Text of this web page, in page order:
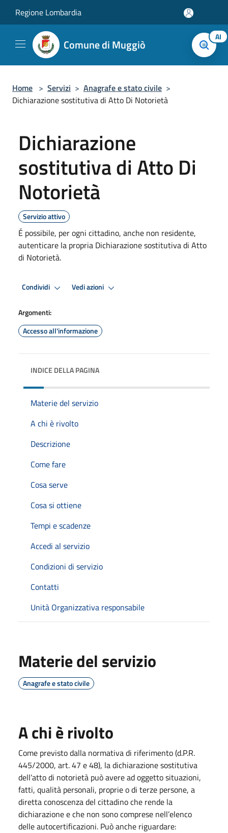
Regione Lombardia
Comune di Muggiò
AI
Home > Servizi > Anagrafe e stato civile >
Dichiarazione sostitutiva di Atto Di Notorietà
Dichiarazione
sostitutiva di Atto Di
Notorietà
Servizio attivo
É possibile, per ogni cittadino, anche non residente,
autenticare la propria Dichiarazione sostitutiva di Atto
di Notorietà.
Condividi Vedi azioni
Argomenti:
Accesso all'informazione
INDICE DELLA PAGINA
Materie del servizio
A chi è rivolto
Descrizione
Come fare
Cosa serve
Cosa si ottiene
Tempi e scadenze
Accedi al servizio
Condizioni di servizio
Contatti
Unità Organizzativa responsabile
Materie del servizio
Anagrafe e stato civile
A chi è rivolto
Come previsto dalla normativa di riferimento (d.P.R.
445/2000, art. 47 e 48), la dichiarazione sostitutiva
dell’atto di notorietà può avere ad oggetto situazioni,
fatti, qualità personali, proprie o di terze persone, a
diretta conoscenza del cittadino che rende la
dichiarazione e che non sono comprese nell’elenco
delle autocertificazioni. Può anche riguardare: